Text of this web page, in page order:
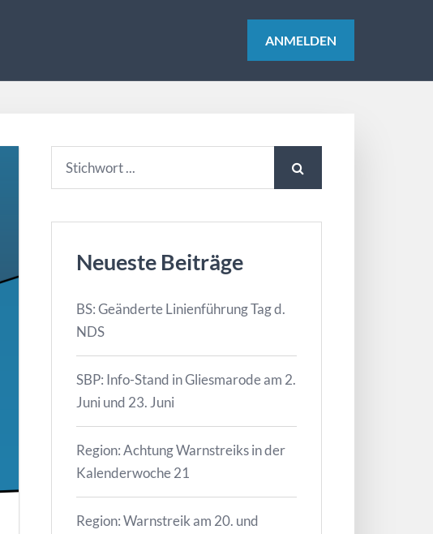
ANMELDEN
Neueste Beiträge
BS: Geänderte Linienführung Tag d.
NDS
SBP: Info-Stand in Gliesmarode am 2.
Juni und 23. Juni
Region: Achtung Warnstreiks in der
Kalenderwoche 21
Region: Warnstreik am 20. und